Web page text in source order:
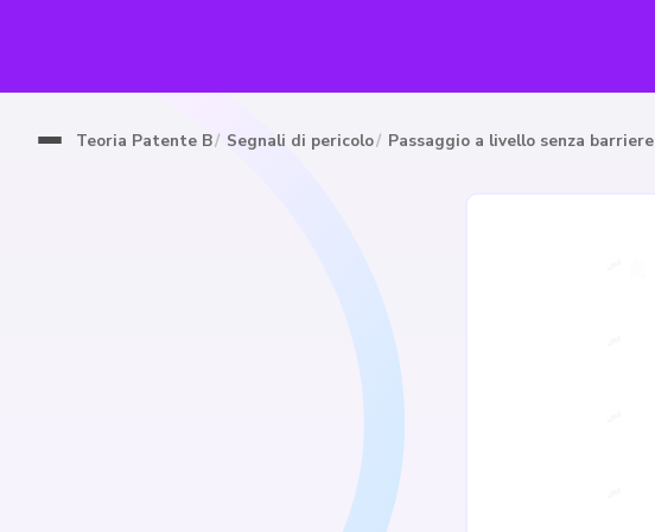
Teoria Patente B Segnali di pericolo Passaggio a livello senza barriere